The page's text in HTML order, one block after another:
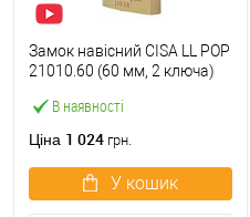
В наявності
Замок навісний CISA LL POP
21010.60 (60 мм, 2 ключа)
Ціна 1 024 грн.
У кошик